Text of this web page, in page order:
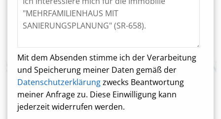
Mit dem Absenden stimme ich der Verarbeitung
und Speicherung meiner Daten gemäß der
Datenschutzerklärungzwecks Beantwortung
meiner Anfrage zu. Diese Einwilligung kann
jederzeit widerrufen werden.